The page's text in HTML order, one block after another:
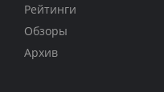
Рейтинги
Обзоры
Архив